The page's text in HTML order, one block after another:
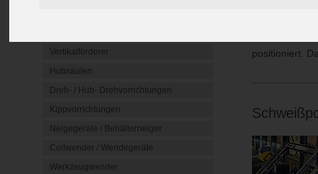
Vertikalförderer
Hubsäulen
Dreh- / Hub- Drehvorrichtungen
Kippvorrichtungen
Neigegeräte / Behälterneiger
Coilwender / Wendegeräte
Werkzeugwender
positioniert.